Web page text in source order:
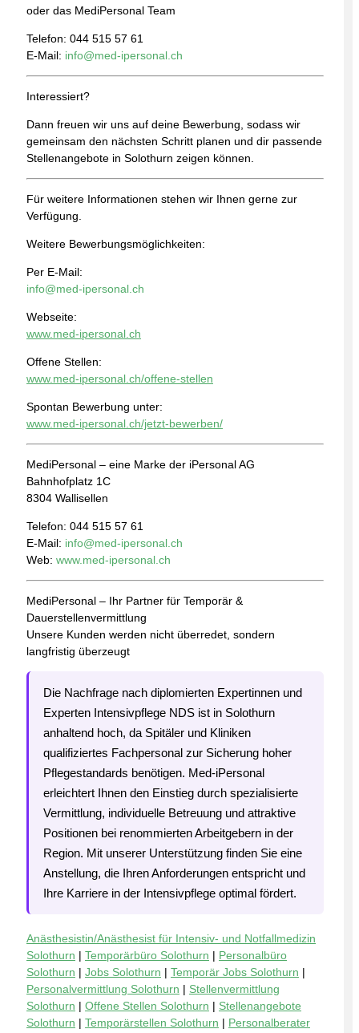
oder das MediPersonal Team
Telefon: 044 515 57 61
E-Mail: info@med-ipersonal.ch
Interessiert?
Dann freuen wir uns auf deine Bewerbung, sodass wir
gemeinsam den nächsten Schritt planen und dir passende
Stellenangebote in Solothurn zeigen können.
Für weitere Informationen stehen wir Ihnen gerne zur
Verfügung.
Weitere Bewerbungsmöglichkeiten:
Per E-Mail:
info@med-ipersonal.ch
Webseite:
www.med-ipersonal.ch
Offene Stellen:
www.med-ipersonal.ch/offene-stellen
Spontan Bewerbung unter:
www.med-ipersonal.ch/jetzt-bewerben/
MediPersonal – eine Marke der iPersonal AG
Bahnhofplatz 1C
8304 Wallisellen
Telefon: 044 515 57 61
E-Mail: info@med-ipersonal.ch
Web: www.med-ipersonal.ch
MediPersonal – Ihr Partner für Temporär &
Dauerstellenvermittlung
Unsere Kunden werden nicht überredet, sondern
langfristig überzeugt
Die Nachfrage nach diplomierten Expertinnen und
Experten Intensivpflege NDS ist in Solothurn
anhaltend hoch, da Spitäler und Kliniken
qualifiziertes Fachpersonal zur Sicherung hoher
Pflegestandards benötigen. Med-iPersonal
erleichtert Ihnen den Einstieg durch spezialisierte
Vermittlung, individuelle Betreuung und attraktive
Positionen bei renommierten Arbeitgebern in der
Region. Mit unserer Unterstützung finden Sie eine
Anstellung, die Ihren Anforderungen entspricht und
Ihre Karriere in der Intensivpflege optimal fördert.
Anästhesistin/Anästhesist für Intensiv- und Notfallmedizin
Solothurn | Temporärbüro Solothurn | Personalbüro
Solothurn | Jobs Solothurn | Temporär Jobs Solothurn |
Personalvermittlung Solothurn | Stellenvermittlung
Solothurn | Offene Stellen Solothurn | Stellenangebote
Solothurn | Temporärstellen Solothurn | Personalberater